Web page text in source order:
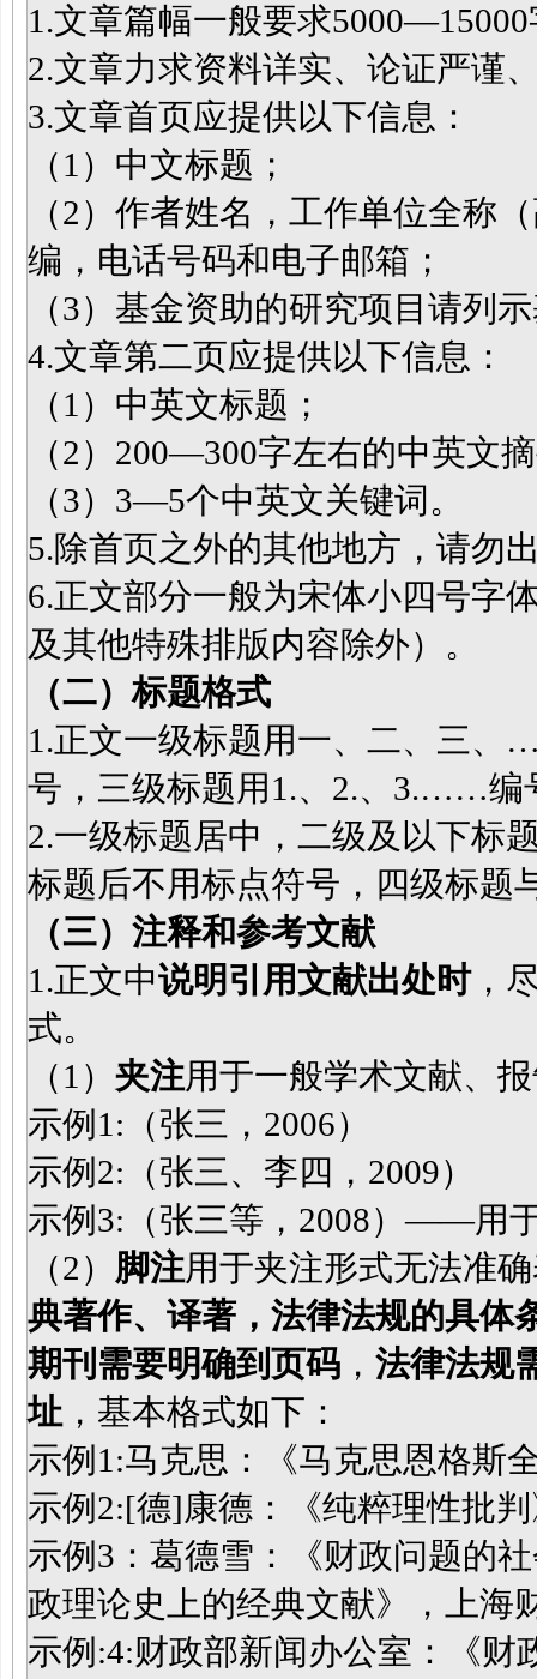
1.文章篇幅一般要求
2.文章力求资料详实、论证严谨
3.文章首页应提供以下信息：
（1）中文标题；
（2）作者姓名，工作单位全称
编，电话号码和电子邮箱；
（3）基金资助的研究项目请列
4.文章第二页应提供以下信息：
（1）中英文标题；
（2）200—300字左右的中英文
（3）3—5个中英文关键词。
5.除首页之外的其他地方，请勿
6.正文部分一般为宋体小四号字
及其他特殊排版内容除外）。
（二）标题格式
1.正文一级标题用一、二、三
号，三级标题用1.、2.、3.……
2.一级标题居中，二级及以下标
标题后不用标点符号，四级标题
（三）注释和参考文献
1.正文中说明引用文献出处时，
式。
（1） 夹注用于一般学术文献、
示例1:（张三，2006）
示例2:（张三、李四，2009）
示例3:（张三等，2008）——用
（2） 脚注用于夹注形式无法准
典著作、译著，法律法规的具体
期刊需要明确到页码 ， 法律法规
址 ，基本格式如下：
示例1:马克思：《马克思恩格斯
示例2:[德]康德：《纯粹理性批
示例3：葛德雪：《财政问题的
政理论史上的经典文献》，上海
示例:4:财政部新闻办公室：《财